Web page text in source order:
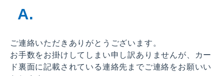
ご連絡いただきありがとうございます。
お手数をお掛けしてしまい申し訳ありませんが、カー
ド裏面に記載されている連絡先までご連絡をお願いい